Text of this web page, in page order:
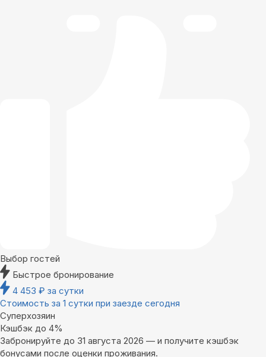
Выбор гостей
Быстрое бронирование
4 453 ₽ за сутки
Стоимость за 1 сутки при заезде сегодня
Суперхозяин
Кэшбэк до 4%
Забронируйте до 31 августа 2026 — и получите кэшбэк
бонусами после оценки проживания.